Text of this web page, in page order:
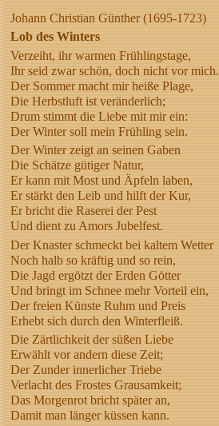
Johann Christian Günther (1695-1723)
Lob des Winters
Verzeiht, ihr warmen Frühlingstage,
Ihr seid zwar schön, doch nicht vor mich.
Der Sommer macht mir heiße Plage,
Die Herbstluft ist veränderlich;
Drum stimmt die Liebe mit mir ein:
Der Winter soll mein Frühling sein.
Der Winter zeigt an seinen Gaben
Die Schätze gütiger Natur,
Er kann mit Most und Äpfeln laben,
Er stärkt den Leib und hilft der Kur,
Er bricht die Raserei der Pest
Und dient zu Amors Jubelfest.
Der Knaster schmeckt bei kaltem Wetter
Noch halb so kräftig und so rein,
Die Jagd ergötzt der Erden Götter
Und bringt im Schnee mehr Vorteil ein,
Der freien Künste Ruhm und Preis
Erhebt sich durch den Winterfleiß.
Die Zärtlichkeit der süßen Liebe
Erwählt vor andern diese Zeit;
Der Zunder innerlicher Triebe
Verlacht des Frostes Grausamkeit;
Das Morgenrot bricht später an,
Damit man länger küssen kann.